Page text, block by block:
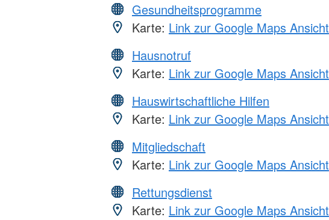
Gesundheitsprogramme
Karte: Link zur Google Maps Ansicht
Hausnotruf
Karte: Link zur Google Maps Ansicht
Hauswirtschaftliche Hilfen
Karte: Link zur Google Maps Ansicht
Mitgliedschaft
Karte: Link zur Google Maps Ansicht
Rettungsdienst
Karte: Link zur Google Maps Ansicht